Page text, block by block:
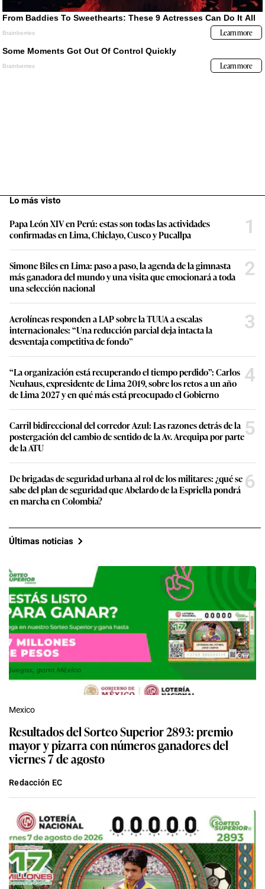
Lo más visto
Papa León XIV en Perú: estas son todas las actividades
confirmadas en Lima, Chiclayo, Cusco y Pucallpa
1
Simone Biles en Lima: paso a paso, la agenda de la gimnasta
más ganadora del mundo y una visita que emocionará a toda
una selección nacional
2
Aerolíneas responden a LAP sobre la TUUA a escalas
internacionales: “Una reducción parcial deja intacta la
desventaja competitiva de fondo”
3
“La organización está recuperando el tiempo perdido”: Carlos
Neuhaus, expresidente de Lima 2019, sobre los retos a un año
de Lima 2027 y en qué más está preocupado el Gobierno
4
Carril bidireccional del corredor Azul: Las razones detrás de la
postergación del cambio de sentido de la Av. Arequipa por parte
de la ATU
5
De brigadas de seguridad urbana al rol de los militares: ¿qué se
sabe del plan de seguridad que Abelardo de la Espriella pondrá
en marcha en Colombia?
6
Últimas noticias
Mexico
Resultados del Sorteo Superior 2893: premio
mayor y pizarra con números ganadores del
viernes 7 de agosto
Redacción EC